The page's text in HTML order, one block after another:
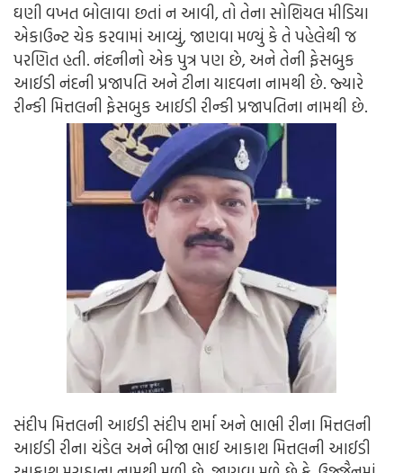
ઘણી વખત બોલાવા છતાં ન આવી, તો તેના સોશિયલ મીડિયા
એકાઉન્ટ ચેક કરવામાં આવ્યું, જાણવા મળ્યું કે તે પહેલેથી જ
પરણિત હતી. નંદનીનો એક પુત્ર પણ છે, અને તેની ફેસબુક
આઈડી નંદની પ્રજાપતિ અને ટીના યાદવના નામથી છે. જ્યારે
રીન્કી મિત્તલની ફેસબુક આઈડી રીન્કી પ્રજાપતિના નામથી છે.
સંદીપ મિત્તલની આઈડી સંદીપ શર્મા અને ભાભી રીના મિત્તલની
આઈડી રીના ચંડેલ અને બીજા ભાઈ આકાશ મિત્તલની આઈડી